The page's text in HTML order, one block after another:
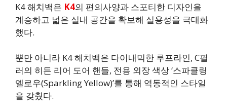
K4 해치백은 K4의 편의사양과 스포티한 디자인을
계승하고 넓은 실내 공간을 확보해 실용성을 극대화
했다.
뿐만 아니라 K4 해치백은 다이내믹한 루프라인, C필
러의 히든 리어 도어 핸들, 전용 외장 색상 ‘스파클링
옐로우(Sparkling Yellow)’를 통해 역동적인 스타일
을 갖췄다.